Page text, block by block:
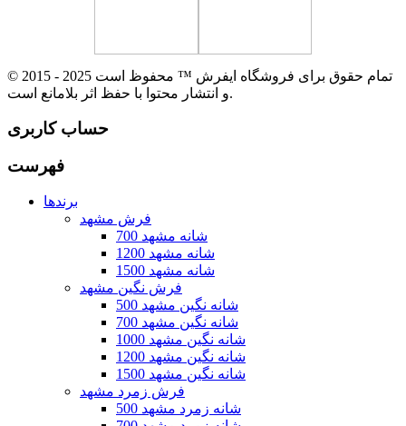
© 2015 - 2025 تمام حقوق برای فروشگاه ایفرش ™ محفوظ است
و انتشار محتوا با حفظ اثر بلامانع است.
حساب کاربری
فهرست
برندها
فرش مشهد
700 شانه مشهد
1200 شانه مشهد
1500 شانه مشهد
فرش نگین مشهد
500 شانه نگین مشهد
700 شانه نگین مشهد
1000 شانه نگین مشهد
1200 شانه نگین مشهد
1500 شانه نگین مشهد
فرش زمرد مشهد
500 شانه زمرد مشهد